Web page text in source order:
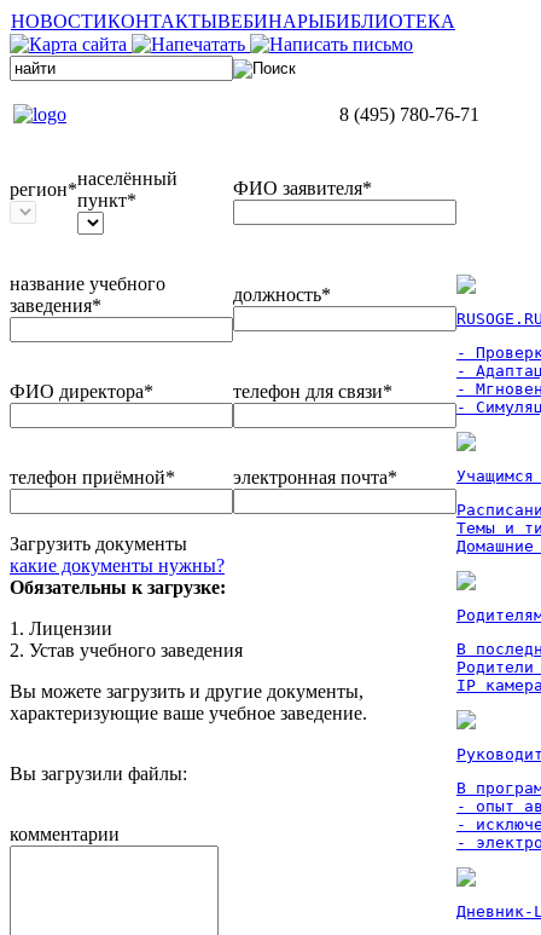
НОВОСТИКОНТАКТЫВЕБИНАРЫБИБЛИОТЕКА
8 (495) 780-76-71
регион*
населённый
пункт*
ФИО заявителя*
название учебного
заведения*
должность*
ФИО директора* телефон для связи*
телефон приёмной* электронная почта*
Загрузить документы
какие документы нужны?
Обязательны к загрузке:
1. Лицензии
2. Устав учебного заведения
Вы можете загрузить и другие документы,
характеризующие ваше учебное заведение.
Вы загрузили файлы:
комментарии
-
-
-
-
Темы и
Домашние
В
IP
В
- опыт
-
-
Дневник-